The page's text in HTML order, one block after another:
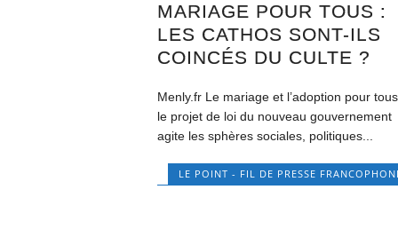
MARIAGE POUR TOUS :
LES CATHOS SONT-ILS
COINCÉS DU CULTE ?
Menly.fr Le mariage et l’adoption pour
le projet de loi du nouveau gouvernement
agite les sphères sociales, politiques...
LE POINT - FIL DE PRESSE